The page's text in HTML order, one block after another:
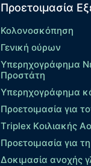
Προετοιμασία
Κολονοσκόπηση
Γενική ούρων
Υπερηχογράφημα
Προστάτη
Υπερηχογράφημα
Προετοιμασία για
Τriplex Kοιλιακής
Προετοιμασία για
Δοκιμασία ανοχής